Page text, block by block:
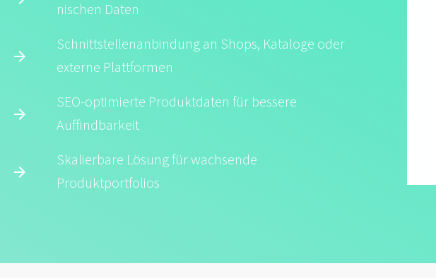
nischen Daten
Schnitt­stellen­anbindung an Shops, Kataloge oder
externe Plattformen
SEO-optimierte Produkt­daten für bessere
Auffindbarkeit
Skalierbare Lösung für wachs­ende
Produktportfolios